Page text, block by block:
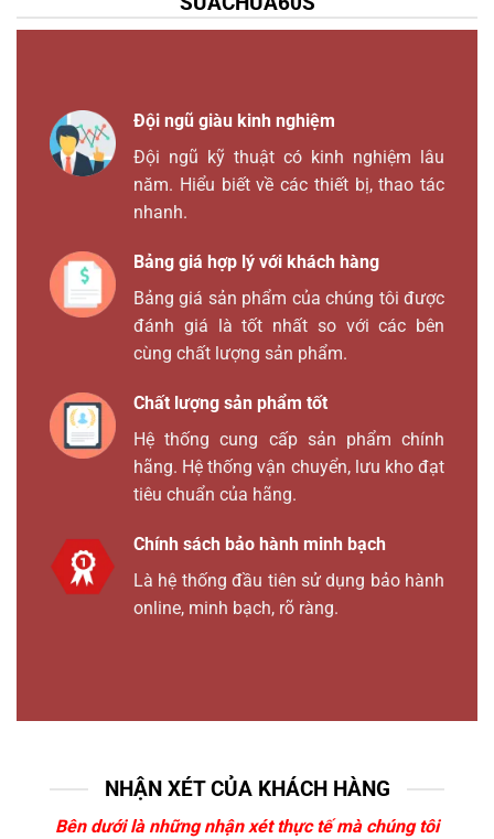
Đội ngũ giàu kinh nghiệm
Đội ngũ kỹ thuật có kinh nghiệm lâu
năm. Hiểu biết về các thiết bị, thao tác
nhanh.
Bảng giá hợp lý với khách hàng
Bảng giá sản phẩm của chúng tôi được
đánh giá là tốt nhất so với các bên
cùng chất lượng sản phẩm.
Chất lượng sản phẩm tốt
Hệ thống cung cấp sản phẩm chính
hãng. Hệ thống vận chuyển, lưu kho đạt
tiêu chuẩn của hãng.
Chính sách bảo hành minh bạch
Là hệ thống đầu tiên sử dụng bảo hành
online, minh bạch, rõ ràng.
NHẬN XÉT CỦA KHÁCH HÀNG
Bên dưới là những nhận xét thực tế mà chúng tôi